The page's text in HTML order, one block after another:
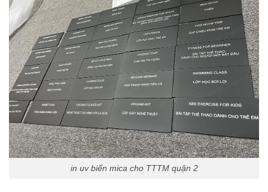
in uv biển mica cho TTTM quận 2